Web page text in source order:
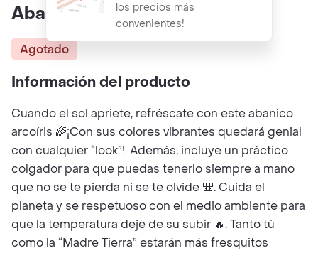
los precios más
convenientes!
Abanico Arcoiris
Agotado
Información del producto
Cuando el sol apriete, refréscate con este abanico
arcoíris 🌈¡Con sus colores vibrantes quedará genial
con cualquier “look”!. Además, incluye un práctico
colgador para que puedas tenerlo siempre a mano
que no se te pierda ni se te olvide 🎒. Cuida el
planeta y se respetuoso con el medio ambiente para
que la temperatura deje de su subir 🔥. Tanto tú
como la “Madre Tierra” estarán más fresquitos